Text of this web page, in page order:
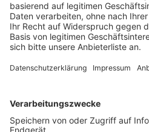
ausgeliefert sind. Mit Hilfe
fliegen die Kitzretter deshalb
kleine Rehkitze, die dort von
des hohen Grases abgelegt
gefunden wurde, wird es am
hatten die Kitzretter einige
das Wetter in diesem Jahr